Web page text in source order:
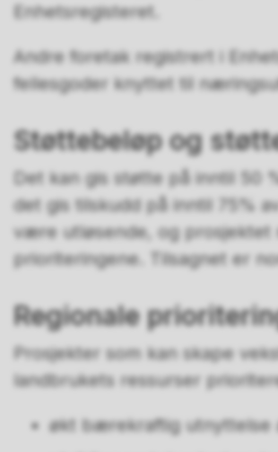
Enhetsregisteret.
Andre foretak registrert i
fellesgoder knyttet til
Støttebeløp og
Det kan gis støtte på inntil
det gis tilskudd på inntil 75%
være utløsende, og prosjektet
prioriteringene. Tilsagnet er
Regionale
Prosjekter som kan skape
landbrukets ressurser
økt bærekraftig utnyttelse